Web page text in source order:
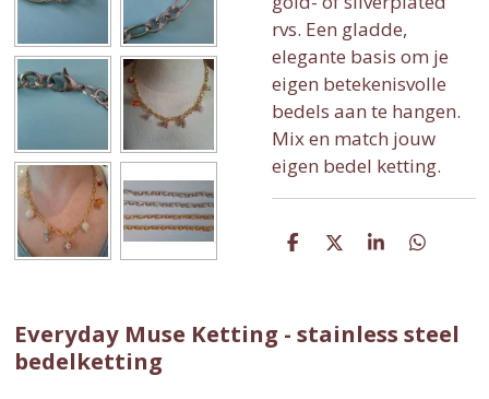
rvs. Een gladde,
elegante basis om je
eigen betekenisvolle
bedels aan te hangen.
Mix en match jouw
eigen bedel ketting.
D
n
D
S
e
D
n
Everyday Muse Ketting - stainless steel
bedelketting